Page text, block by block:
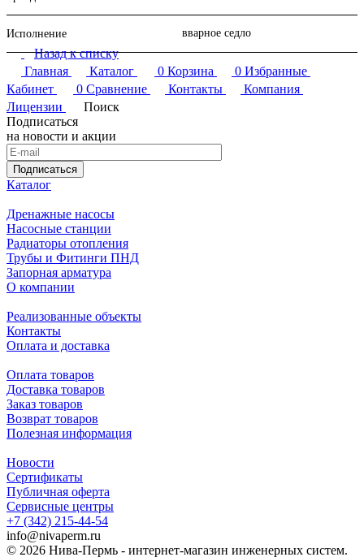
Исполнение вварное седло
Назад к списку
Главная
Каталог 0 Корзина 0 Избранные
Кабинет
0 Сравнение Контакты
Компания
Лицензии
Поиск
Подписаться
на новости и акции
Подписаться
Каталог
Дренажные насосы
Насосные станции
Радиаторы отопления
Трубы и Фитинги ПНД
Запорная арматура
О компании
Реализованные объекты
Контакты
Оплата и доставка
Оплата товаров
Доставка товаров
Заказ товаров
Возврат товаров
Полезная информация
Новости
Сертификаты
Публичная оферта
Сервисные центры
+7 (342) 215-44-54
info@nivaperm.ru
© 2026 Нива-Пермь - интернет-магазин инженерных систем.